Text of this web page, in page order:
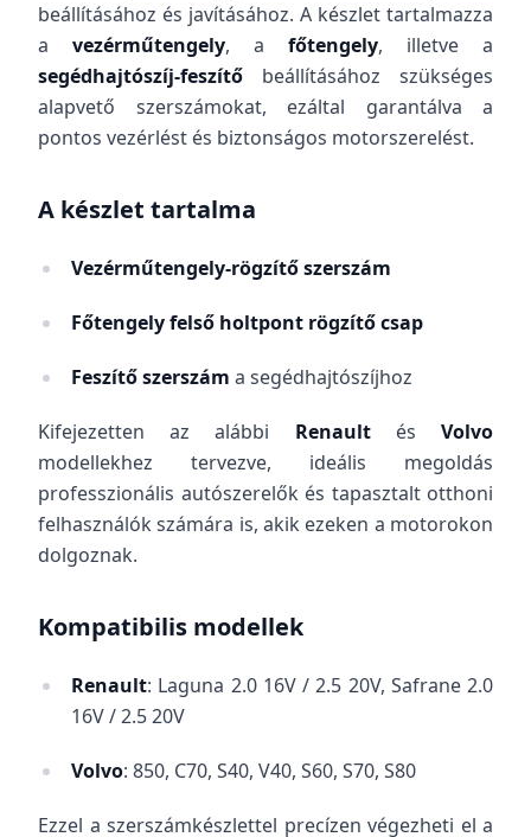
beállításához és javításához. A készlet tartalmazza
a vezérműtengely, a főtengely, illetve a
segédhajtószíj-feszítő beállításához szükséges
alapvető szerszámokat, ezáltal garantálva a
pontos vezérlést és biztonságos motorszerelést.
A készlet tartalma
Vezérműtengely-rögzítő szerszám
Főtengely felső holtpont rögzítő csap
Feszítő szerszám a segédhajtószíjhoz
Kifejezetten az alábbi RenaultésVolvo
modellekhez tervezve, ideális megoldás
professzionális autószerelők és tapasztalt otthoni
felhasználók számára is, akik ezeken a motorokon
dolgoznak.
Kompatibilis modellek
Renault: Laguna 2.0 16V / 2.5 20V, Safrane 2.0
16V / 2.5 20V
Volvo: 850, C70, S40, V40, S60, S70, S80
Ezzel a szerszámkészlettel precízen végezheti el a